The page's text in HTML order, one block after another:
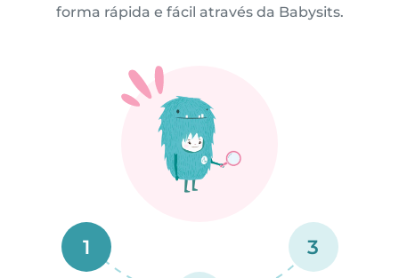
forma rápida e fácil através da Babysits.
1 3